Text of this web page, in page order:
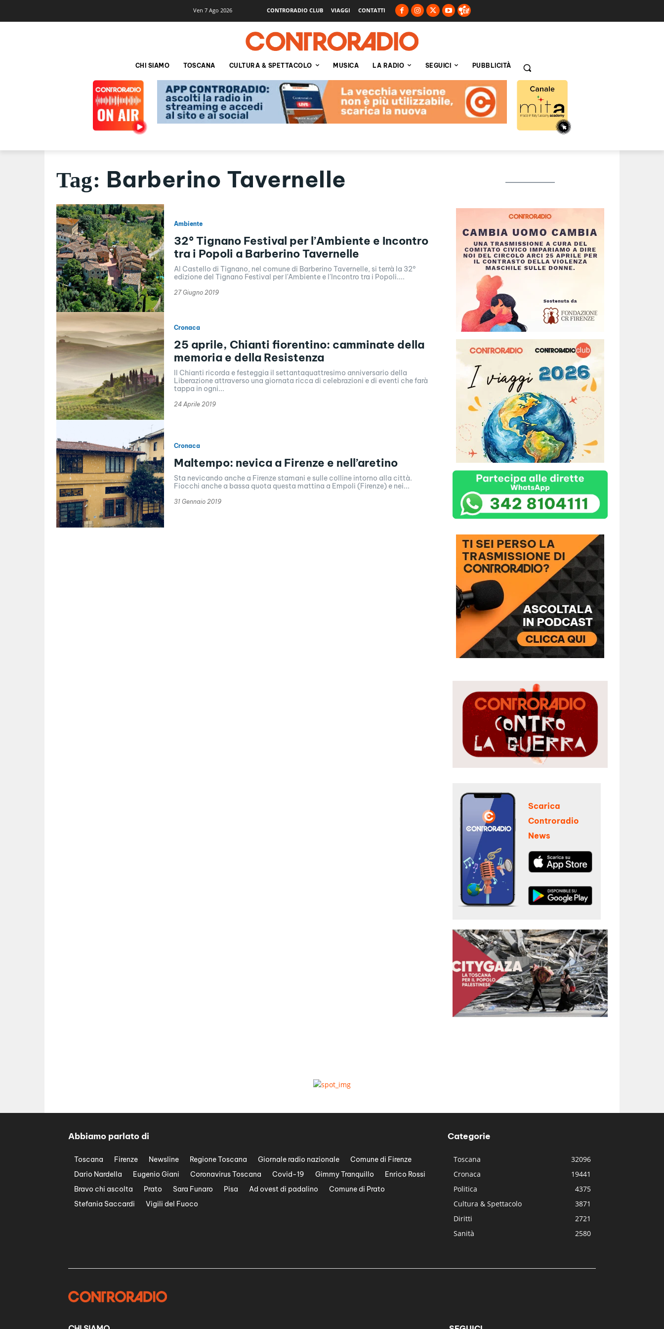
Ven 7 Ago 2026 CONTRORADIO CLUB VIAGGI CONTATTI
CHI SIAMO TOSCANA CULTURA & SPETTACOLO MUSICA LA RADIO SEGUICI PUBBLICITÀ
Tag: Barberino Tavernelle
Ambiente
32° Tignano Festival per l’Ambiente e Incontro
tra i Popoli a Barberino Tavernelle
Al Castello di Tignano, nel comune di Barberino Tavernelle, si terrà la 32°
edizione del Tignano Festival per l'Ambiente e l'Incontro tra i Popoli....
27 Giugno 2019
Cronaca
25 aprile, Chianti fiorentino: camminate della
memoria e della Resistenza
Il Chianti ricorda e festeggia il settantaquattresimo anniversario della
Liberazione attraverso una giornata ricca di celebrazioni e di eventi che farà
tappa in ogni...
24 Aprile 2019
Cronaca
Maltempo: nevica a Firenze e nell’aretino
Sta nevicando anche a Firenze stamani e sulle colline intorno alla città.
Fiocchi anche a bassa quota questa mattina a Empoli (Firenze) e nei...
31 Gennaio 2019
Scarica
Controradio
News
Abbiamo parlato di
Toscana Firenze Newsline Regione Toscana Giornale radio nazionale
Comune di Firenze
Dario Nardella
Eugenio Giani Coronavirus Toscana Covid-19 Gimmy Tranquillo
Enrico Rossi
Bravo chi ascolta
Prato Sara Funaro Pisa Ad ovest di padalino
Comune di Prato
Stefania Saccardi
Vigili del Fuoco
Categorie
Toscana
32096
Cronaca
19441
Politica
4375
Cultura & Spettacolo
3871
Diritti
2721
Sanità
2580